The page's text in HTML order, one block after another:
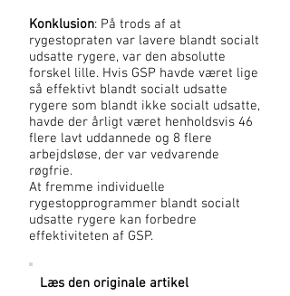
Konklusion: På trods af at
rygestopraten var lavere blandt socialt
udsatte rygere, var den absolutte
forskel lille. Hvis GSP havde været lige
så effektivt blandt socialt udsatte
rygere som blandt ikke socialt udsatte,
havde der årligt været henholdsvis 46
flere lavt uddannede og 8 flere
arbejdsløse, der var vedvarende
røgfrie.
At fremme individuelle
rygestopprogrammer blandt socialt
udsatte rygere kan forbedre
effektiviteten af GSP.
Læs den originale artikel